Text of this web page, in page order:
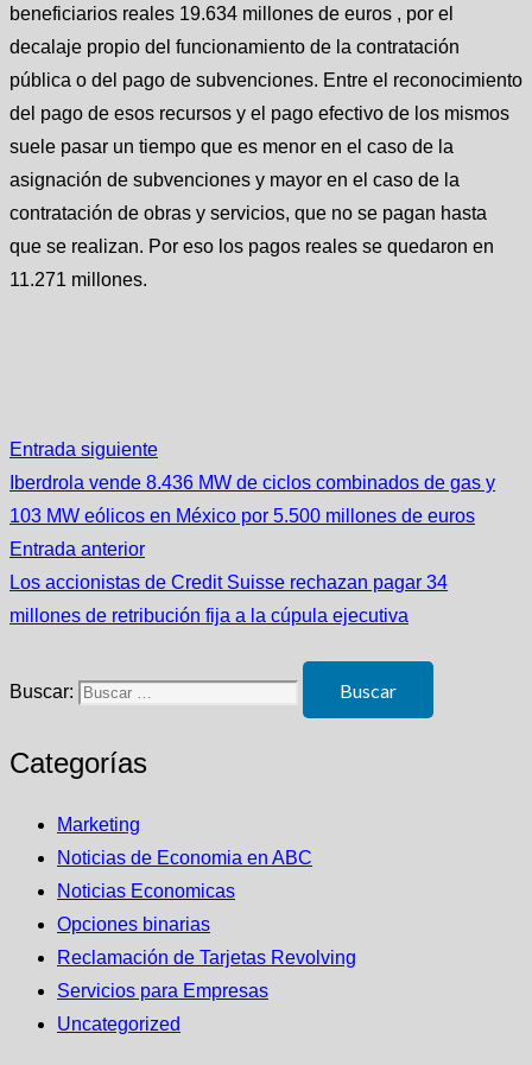
beneficiarios reales 19.634 millones de euros , por el
decalaje propio del funcionamiento de la contratación
pública o del pago de subvenciones. Entre el reconocimiento
del pago de esos recursos y el pago efectivo de los mismos
suele pasar un tiempo que es menor en el caso de la
asignación de subvenciones y mayor en el caso de la
contratación de obras y servicios, que no se pagan hasta
que se realizan. Por eso los pagos reales se quedaron en
11.271 millones.
Entrada siguiente
Iberdrola vende 8.436 MW de ciclos combinados de gas y
103 MW eólicos en México por 5.500 millones de euros
Entrada anterior
Los accionistas de Credit Suisse rechazan pagar 34
millones de retribución fija a la cúpula ejecutiva
Buscar:
Categorías
Marketing
Noticias de Economia en ABC
Noticias Economicas
Opciones binarias
Reclamación de Tarjetas Revolving
Servicios para Empresas
Uncategorized